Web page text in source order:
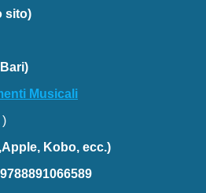
sito)
Musicali
)
Kobo, ecc.)